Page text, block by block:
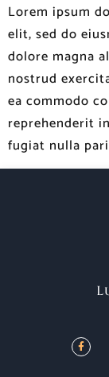
Lorem ipsum
elit, sed do
dolore magna
nostrud
ea commodo
reprehenderit
fugiat nulla